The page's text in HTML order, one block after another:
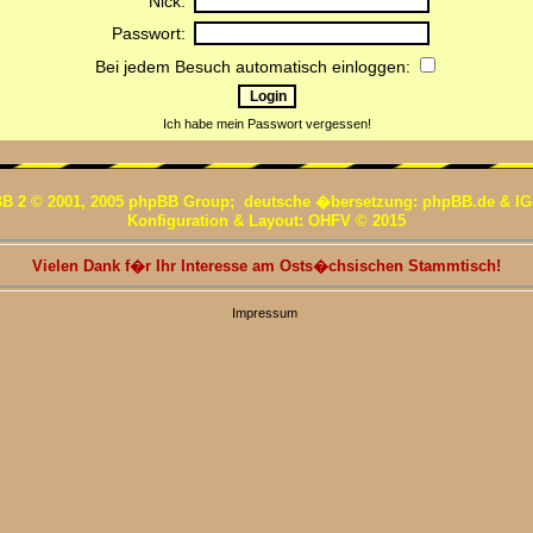
Passwort:
Bei jedem Besuch automatisch einloggen:
Ich habe mein Passwort vergessen!
2 © 2001, 2005 phpBB Group; deutsche �bersetzung: phpBB.de &
Konfiguration & Layout: OHFV © 2015
Vielen Dank f�r Ihr Interesse am Osts�chsischen Stammtisch!
Impressum